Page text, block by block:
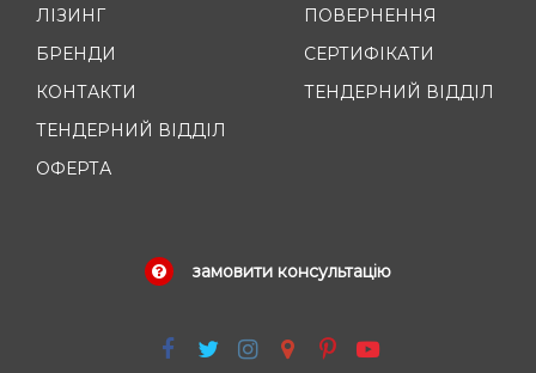
ЛІЗИНГ
БРЕНДИ
КОНТАКТИ
ТЕНДЕРНИЙ ВІДДІЛ
ОФЕРТА
ПОВЕРНЕННЯ
СЕРТИФІКАТИ
ТЕНДЕРНИЙ ВІДДІЛ
замовити консультацію